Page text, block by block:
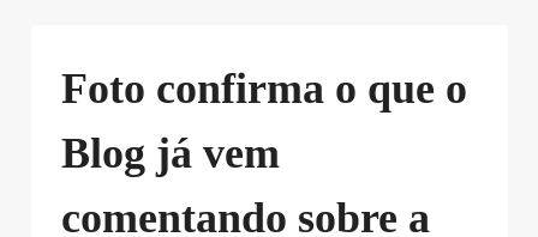
Foto confirma o que o
Blog já vem
comentando sobre a